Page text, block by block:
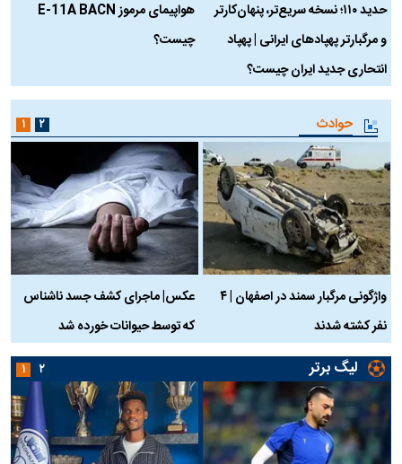
حدید ۱۱۰؛ نسخه سریع‌تر، پنهان‌کارتر
و مرگبارتر پهپادهای ایرانی | پهپاد
انتحاری جدید ایران چیست؟
هواپیمای مرموز E-11A BACN
چیست؟
حوادث
واژگونی مرگبار سمند در اصفهان | ۴
نفر کشته شدند
عکس| ماجرای کشف جسد ناشناس
که توسط حیوانات خورده شد
۱ ۲
لیگ برتر ۱ ۲